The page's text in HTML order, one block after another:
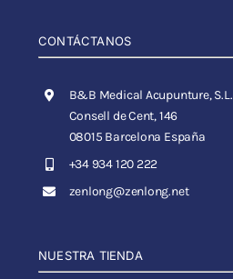
CONTÁCTANOS
B&B Medical Acupunture, S.L.
Consell de Cent, 146
08015 Barcelona España
+34 934 120 222
zenlong@zenlong.net
NUESTRA TIENDA